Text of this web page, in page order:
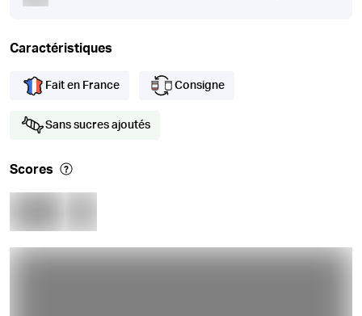
Caractéristiques
Fait en France Consigne
Sans sucres ajoutés
Scores